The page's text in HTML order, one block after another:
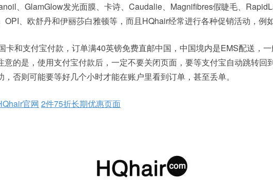
、GlamGlow发光面膜、卡诗、Caudalie、Magnifibres假睫毛、
OPI、欧舒丹和伊丽莎白雅顿等，而且HQhair经常进行各种促销活动，例如
卡和支付宝付款，订单满40英镑免费直邮中国，中国境内是EMS配送，
意的是，使用支付宝付款后，一定不要关闭页面，要等支付宝自动跳转回
，否则可能要等好几个小时才能在账户里看到订单，甚至丢单。
官网 2件75折长期优惠页面